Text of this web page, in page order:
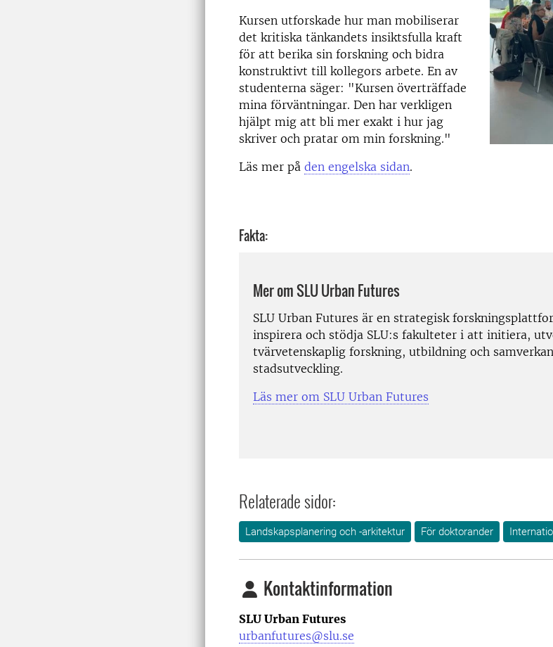
Kursen utforskade hur man mobiliserar
det kritiska tänkandets insiktsfulla kraft
för att berika sin forskning och bidra
konstruktivt till kollegors arbete. En av
studenterna säger: "Kursen överträffade
mina förväntningar. Den har verkligen
hjälpt mig att bli mer exakt i hur jag
skriver och pratar om min forskning."
Läs mer på den engelska sidan.
Fakta:
Mer om SLU Urban Futures
SLU Urban Futures är en strategisk
inspirera och stödja SLU:s fakulteter i att initiera,
tvärvetenskaplig forskning, utbildning och
stadsutveckling.
Läs mer om SLU Urban Futures
Relaterade sidor:
Landskapsplanering och -arkitektur För doktorander
Kontaktinformation
SLU Urban Futures
urbanfutures@slu.se